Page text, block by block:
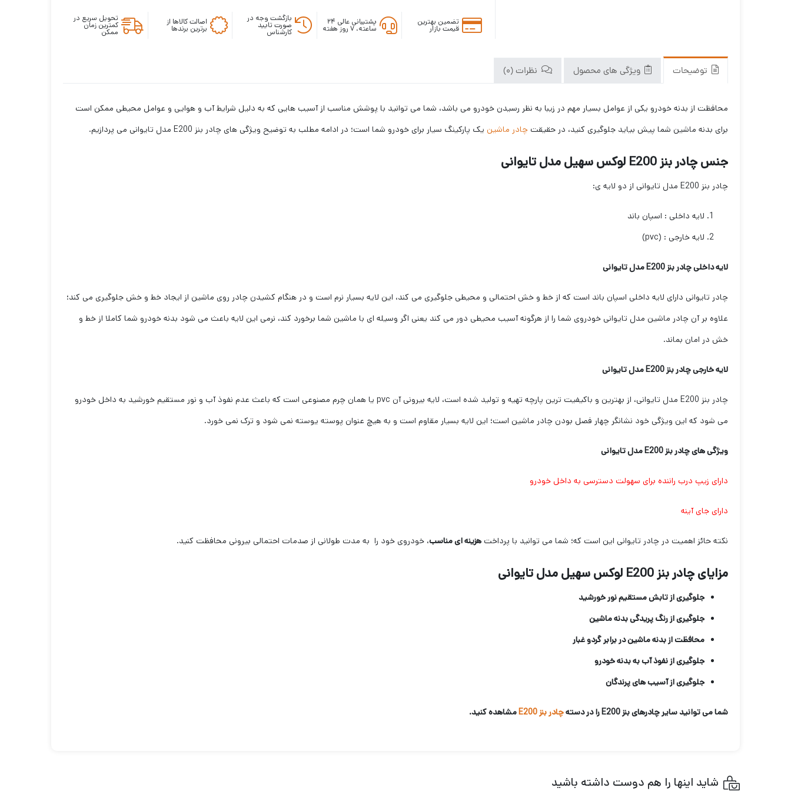
تضمین بهترین
قیمت بازار
پشتیبانی عالی ۲۴
ساعته، ۷ روز هفته
بازگشت وجه در
صورت تایید
کارشناس
اصالت کالاها از
برترین برندها
تحویل سریع در
کمترین زمان
ممکن
توضیحات ویژگی های محصول نظرات (0)
محافظت از بدنه خودرو یکی از عوامل بسیار مهم در زیبا به نظر رسیدن خودرو می باشد، شما می توانید با پوشش مناسب از آسیب هایی که به دلیل شرایط آب و هوایی و عوامل محیطی ممکن است
برای بدنه ماشین شما پیش بیاید جلوگیری کنید، در حقیقت چادر ماشین یک پارکینگ سیار برای خودرو شما است؛ در ادامه مطلب به توضیح ویژگی های چادر بنز E200 مدل تایوانی می پردازیم.
جنس چادر بنز E200 لوکس سهیل مدل تایوانی
چادر بنز E200 مدل تایوانی از دو لایه ی:
لایه داخلی : اسپان باند
لایه خارجی : (pvc)
لایه داخلی چادر بنز E200 مدل تایوانی
چادر تایوانی دارای لایه داخلی اسپان باند است که از خط و خش احتمالی و محیطی جلوگیری می کند، این لایه بسیار نرم است و در هنگام کشیدن چادر روی ماشین از ایجاد خط و خش جلوگیری می کند؛
علاوه بر آن چادر ماشین مدل تایوانی خودروی شما را از هرگونه آسیب محیطی دور می کند یعنی اگر وسیله ای با ماشین شما برخورد کند، نرمی این لایه باعث می شود بدنه خودرو شما کاملا از خط و
خش در امان بماند.
لایه خارجی چادر بنز E200 مدل تایوانی
چادر بنز E200 مدل تایوانی، از بهترین و باکیفیت ترین پارچه تهیه و تولید شده است، لایه بیرونی آن pvc یا همان چرم مصنوعی است که باعث عدم نفوذ آب و نور مستقیم خورشید به داخل خودرو
می شود که این ویژگی خود نشانگر چهار فصل بودن چادر ماشین است؛ این لایه بسیار مقاوم است و به هیچ عنوان پوسته یوسته نمی شود و ترک نمی خورد.
ویژگی های چادر بنز E200 مدل تایوانی
دارای زیپ درب راننده برای سهولت دسترسی به داخل خودرو
دارای جای آینه
نکته حائز اهمیت در چادر تایوانی این است که؛ شما می توانید با پرداخت هزینه ای مناسب، خودروی خود را به مدت طولانی از صدمات احتمالی بیرونی محافظت کنید.
مزایای چادر بنز E200 لوکس سهیل مدل تایوانی
جلوگیری از تابش مستقیم نور خورشید
جلوگیری از رنگ پریدگی بدنه ماشین
محافظت از بدنه ماشین در برابر گردو غبار
جلوگیری از نفوذ آب به بدنه خودرو
جلوگیری از آسیب های پرندگان
شما می توانید سایر چادرهای بنز E200 را در دسته چادر بنز E200 مشاهده کنید.
شاید اینها را هم دوست داشته باشید